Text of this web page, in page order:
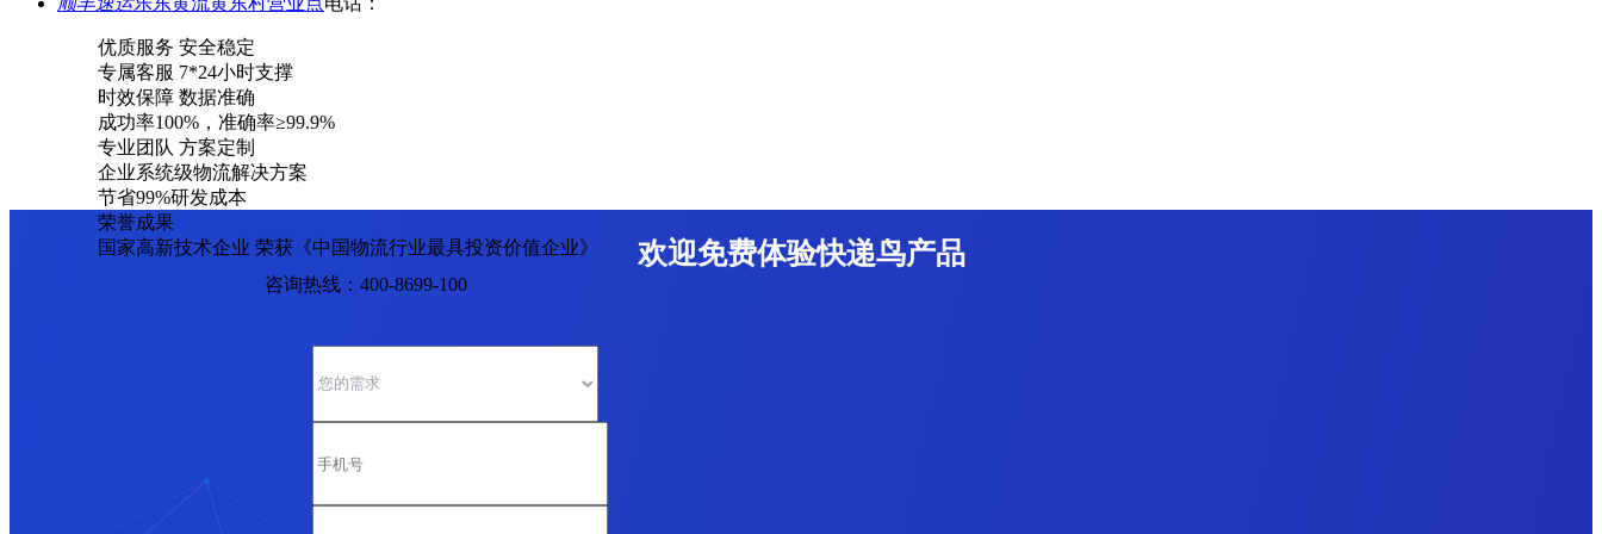
优质服务 安全稳定
专属客服 7*24小时支撑
时效保障 数据准确
成功率100%，准确率≥99.9%
专业团队 方案定制
企业系统级物流解决方案
节省99%研发成本
荣誉成果
国家高新技术企业 荣获《中国物流行业最具投资价值企业》
欢迎免费体验快递鸟产品
咨询热线：400-8699-100